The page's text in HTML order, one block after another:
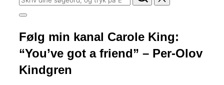
efter:
Slå
i
sidekolonne
til/fra
Følg min kanal Carole King:
“You’ve got a friend” – Per-Olov
Kindgren